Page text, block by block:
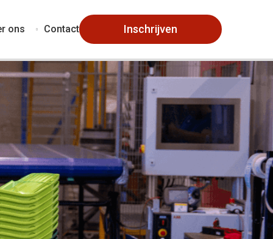
ons Contact Inschrijven